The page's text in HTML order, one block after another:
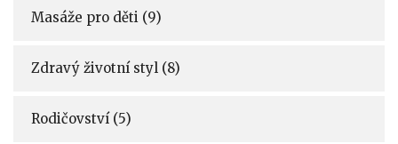
Masáže pro děti (9)
Zdravý životní styl (8)
Rodičovství (5)